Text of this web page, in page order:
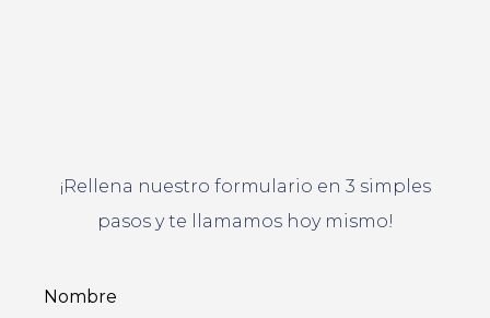
¡Rellena nuestro formulario en 3 simples
pasos y te llamamos hoy mismo!
Nombre